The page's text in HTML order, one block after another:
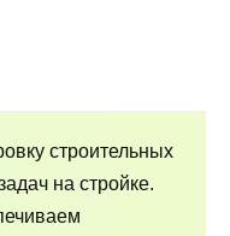
строительных
на стройке.